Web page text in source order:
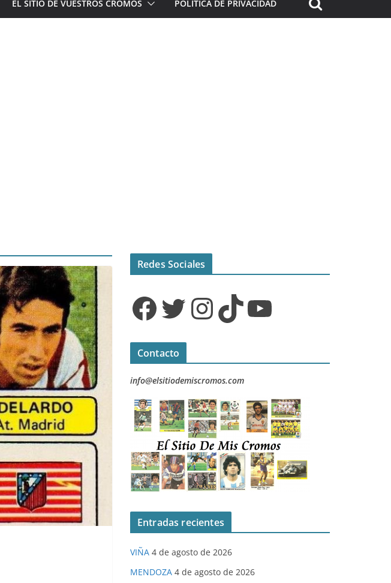
EL SITIO DE VUESTROS CROMOS POLÍTICA DE PRIVACIDAD
Redes Sociales
Facebook Twitter InstagramTikTok YouTube
Contacto
info@elsitiodemiscromos.com
Entradas recientes
VIÑA 4 de agosto de 2026
MENDOZA 4 de agosto de 2026